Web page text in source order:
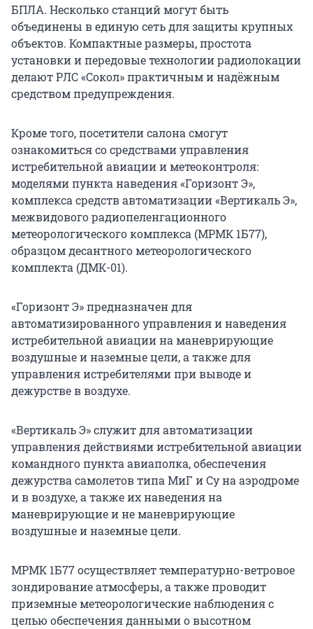
БПЛА. Несколько станций могут быть
объединены в единую сеть для защиты крупных
объектов. Компактные размеры, простота
установки и передовые технологии радиолокации
делают РЛС «Сокол» практичным и надёжным
средством предупреждения.
Кроме того, посетители салона смогут
ознакомиться со средствами управления
истребительной авиации и метеоконтроля:
моделями пункта наведения «Горизонт Э»,
комплекса средств автоматизации «Вертикаль Э»,
межвидового радиопеленгационного
метеорологического комплекса (МРМК 1Б77),
образцом десантного метеорологического
комплекта (ДМК-01).
«Горизонт Э» предназначен для
автоматизированного управления и наведения
истребительной авиации на маневрирующие
воздушные и наземные цели, а также для
управления истребителями при выводе и
дежурстве в воздухе.
«Вертикаль Э» служит для автоматизации
управления действиями истребительной авиации
командного пункта авиаполка, обеспечения
дежурства самолетов типа МиГ и Су на аэродроме
и в воздухе, а также их наведения на
маневрирующие и не маневрирующие
воздушные и наземные цели.
МРМК 1Б77 осуществляет температурно-ветровое
зондирование атмосферы, а также проводит
приземные метеорологические наблюдения с
целью обеспечения данными о высотном